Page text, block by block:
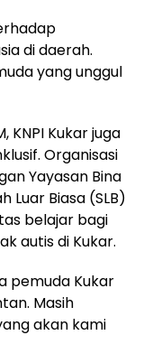
di daerah.
yang unggul
KNPI Kukar juga
Organisasi
Yayasan Bina
Luar Biasa (SLB)
belajar bagi
autis di Kukar.
pemuda Kukar
Masih
akan kami